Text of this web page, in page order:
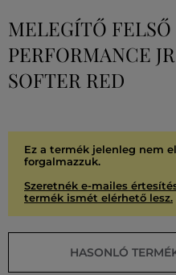
MELEGÍTŐ FELSŐ
PERFORMANCE
SOFTER RED
Ez a termék jelenleg nem
forgalmazzuk.
Szeretnék e-mailes
termék ismét elérhető lesz.
HASONLÓ